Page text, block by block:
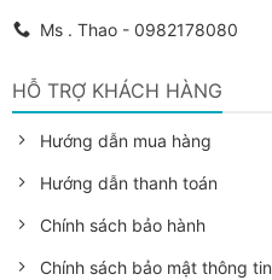
Ms . Thao - 0982178080
HỖ TRỢ KHÁCH HÀNG
Hướng dẫn mua hàng
Hướng dẫn thanh toán
Chính sách bảo hành
Chính sách bảo mật thông tin